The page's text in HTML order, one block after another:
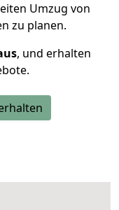
Umzug von
zu planen.
, und erhalten